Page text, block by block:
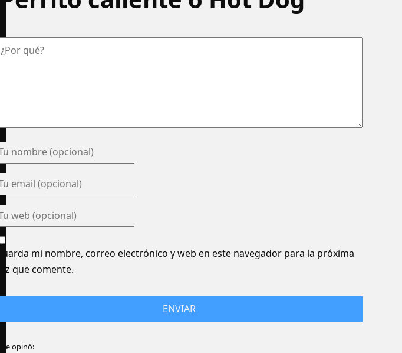
Guarda mi nombre, correo electrónico y web en este navegador para la próxima
vez que comente.
Valeopinó: